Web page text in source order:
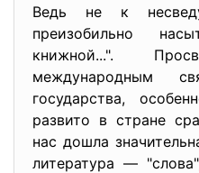
Ведь не к
преизобильно
книжной...".
международным
государства,
развито в стране
нас дошла
литература —